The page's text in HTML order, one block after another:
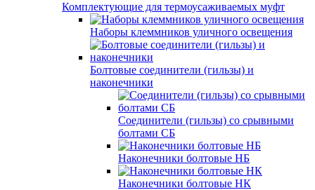
Комплектующие для термоусаживаемых муфт
Наборы клеммников уличного освещения
Болтовые соединители (гильзы) и
наконечники
Соединители (гильзы) со срывными
болтами СБ
Наконечники болтовые НБ
Наконечники болтовые НК